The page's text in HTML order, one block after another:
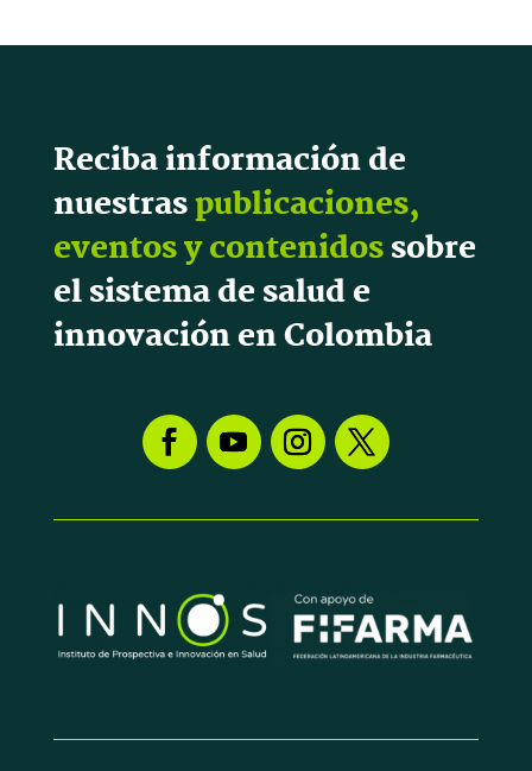
Reciba información de
nuestraspublicaciones,
eventos y contenidossobre
el sistema de salud e
innovación en Colombia